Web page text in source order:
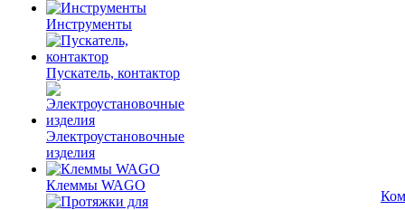
Инструменты
Пускатель, контактор
Электроустановочные
изделия
Клеммы WAGO